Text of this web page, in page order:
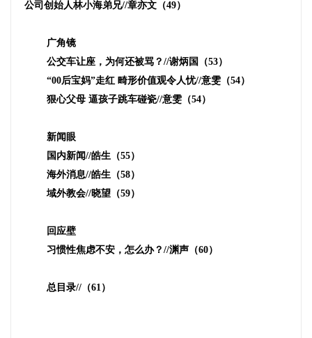
公司创始人林小海弟兄//章亦文（49）
广角镜
公交车让座，为何还被骂？ //谢炳国（53）
“00后宝妈”走红 畸形价值观令人忧//意雯（54）
狠心父母 逼孩子跳车碰瓷//意雯（54）
新闻眼
国内新闻//皓生（55）
海外消息//皓生（58）
域外教会//晓望（59）
回应壁
习惯性焦虑不安，怎么办？ //渊声（60）
总目录//（61）